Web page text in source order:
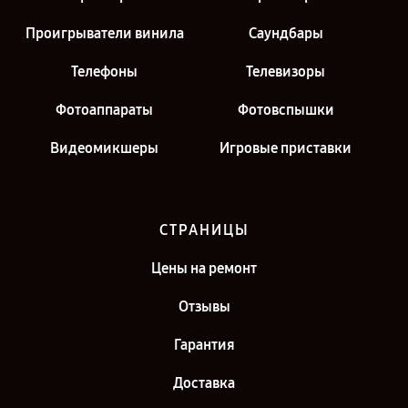
Проигрыватели винила Саундбары
Телефоны Телевизоры
Фотоаппараты Фотовспышки
Видеомикшеры Игровые приставки
СТРАНИЦЫ
Цены на ремонт
Отзывы
Гарантия
Доставка